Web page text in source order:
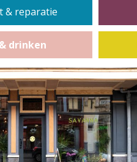
& reparatie
drinken